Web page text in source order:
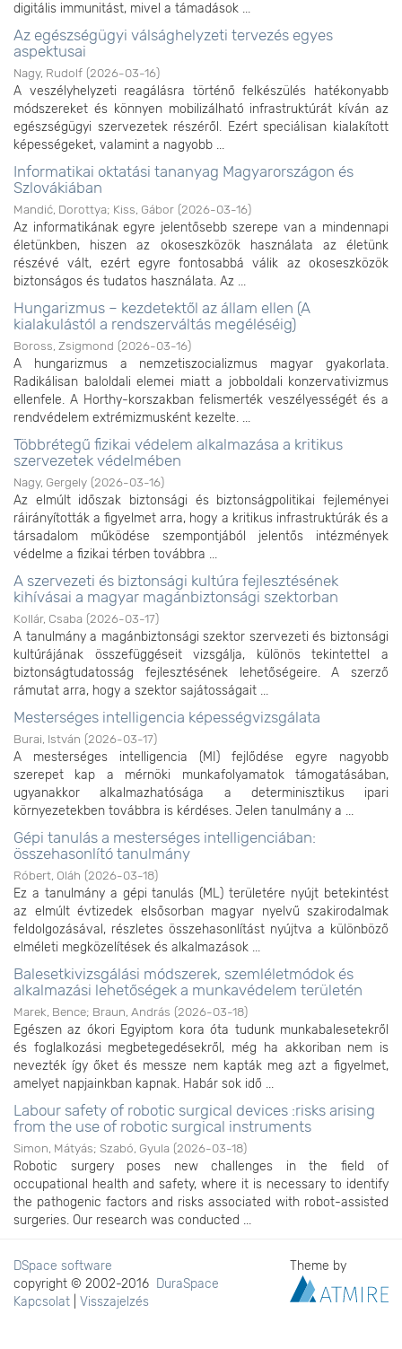
digitális immunitást, mivel a támadások ...
Az egészségügyi válsághelyzeti tervezés egyes
aspektusai
Nagy, Rudolf (2026-03-16)
A veszélyhelyzeti reagálásra történő felkészülés hatékonyabb
módszereket és könnyen mobilizálható infrastruktúrát kíván az
egészségügyi szervezetek részéről. Ezért speciálisan kialakított
képességeket, valamint a nagyobb ...
Informatikai oktatási tananyag Magyarországon és
Szlovákiában
Mandić, Dorottya; Kiss, Gábor (2026-03-16)
Az informatikának egyre jelentősebb szerepe van a mindennapi
életünkben, hiszen az okoseszközök használata az életünk
részévé vált, ezért egyre fontosabbá válik az okoseszközök
biztonságos és tudatos használata. Az ...
Hungarizmus – kezdetektől az állam ellen (A
kialakulástól a rendszerváltás megéléséig)
Boross, Zsigmond (2026-03-16)
A hungarizmus a nemzetiszocializmus magyar gyakorlata.
Radikálisan baloldali elemei miatt a jobboldali konzervativizmus
ellenfele. A Horthy-korszakban felismerték veszélyességét és a
rendvédelem extrémizmusként kezelte. ...
Többrétegű fizikai védelem alkalmazása a kritikus
szervezetek védelmében
Nagy, Gergely (2026-03-16)
Az elmúlt időszak biztonsági és biztonságpolitikai fejleményei
ráirányították a figyelmet arra, hogy a kritikus infrastruktúrák és a
társadalom működése szempontjából jelentős intézmények
védelme a fizikai térben továbbra ...
A szervezeti és biztonsági kultúra fejlesztésének
kihívásai a magyar magánbiztonsági szektorban
Kollár, Csaba (2026-03-17)
A tanulmány a magánbiztonsági szektor szervezeti és biztonsági
kultúrájának összefüggéseit vizsgálja, különös tekintettel a
biztonságtudatosság fejlesztésének lehetőségeire. A szerző
rámutat arra, hogy a szektor sajátosságait ...
Mesterséges intelligencia képességvizsgálata
Burai, István (2026-03-17)
A mesterséges intelligencia (MI) fejlődése egyre nagyobb
szerepet kap a mérnöki munkafolyamatok támogatásában,
ugyanakkor alkalmazhatósága a determinisztikus ipari
környezetekben továbbra is kérdéses. Jelen tanulmány a ...
Gépi tanulás a mesterséges intelligenciában:
összehasonlító tanulmány
Róbert, Oláh (2026-03-18)
Ez a tanulmány a gépi tanulás (ML) területére nyújt betekintést
az elmúlt évtizedek elsősorban magyar nyelvű szakirodalmak
feldolgozásával, részletes összehasonlítást nyújtva a különböző
elméleti megközelítések és alkalmazások ...
Balesetkivizsgálási módszerek, szemléletmódok és
alkalmazási lehetőségek a munkavédelem területén
Marek, Bence; Braun, András (2026-03-18)
Egészen az ókori Egyiptom kora óta tudunk munkabalesetekről
és foglalkozási megbetegedésekről, még ha akkoriban nem is
nevezték így őket és messze nem kapták meg azt a figyelmet,
amelyet napjainkban kapnak. Habár sok idő ...
Labour safety of robotic surgical devices :risks arising
from the use of robotic surgical instruments
Simon, Mátyás; Szabó, Gyula (2026-03-18)
Robotic surgery poses new challenges in the field of
occupational health and safety, where it is necessary to identify
the pathogenic factors and risks associated with robot-assisted
surgeries. Our research was conducted ...
DSpace software
copyright © 2002-2016 DuraSpace
Kapcsolat
Visszajelzés
Theme by